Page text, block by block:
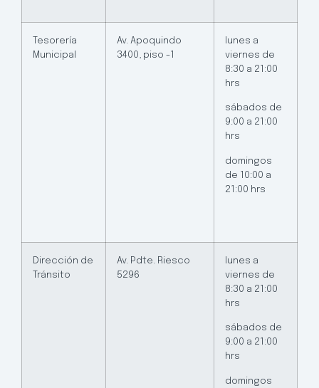
Tesorería
Municipal
Av. Apoquindo
3400, piso -1
lunes a
viernes de
8:30 a 21:00
hrs
sábados de
9:00 a 21:00
hrs
domingos
de 10:00 a
21:00 hrs
Dirección de
Tránsito
Av. Pdte. Riesco
5296
lunes a
viernes de
8:30 a 21:00
hrs
sábados de
9:00 a 21:00
hrs
domingos